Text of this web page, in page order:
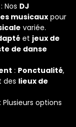
: Nos DJ
musicaux pour
variée.
et jeux de
de danse
: Ponctualité,
des lieux de
: Plusieurs options